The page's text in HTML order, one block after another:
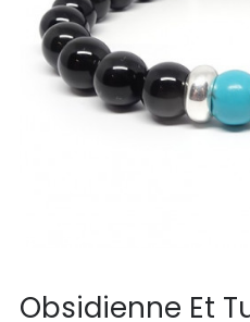
Obsidienne Et